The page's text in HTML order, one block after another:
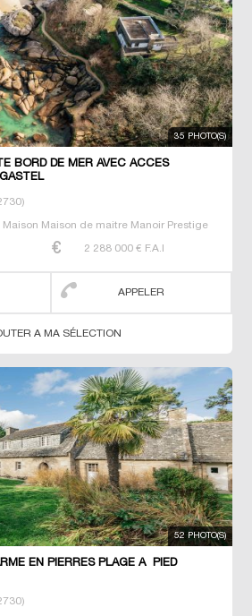
35 PHOTO(S)
BORD DE MER AVEC ACCES
)
Maison de maitre Manoir Prestige
2 288 000 € F.A.I
APPELER
A MA SÉLECTION
52 PHOTO(S)
EN PIERRES PLAGE A PIED
)